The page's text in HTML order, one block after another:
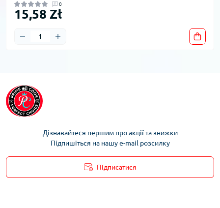
0
15,58 Zł
Дізнавайтеся першим про акції та знижки
Підпишіться на нашу e-mail розсилку
Підписатися